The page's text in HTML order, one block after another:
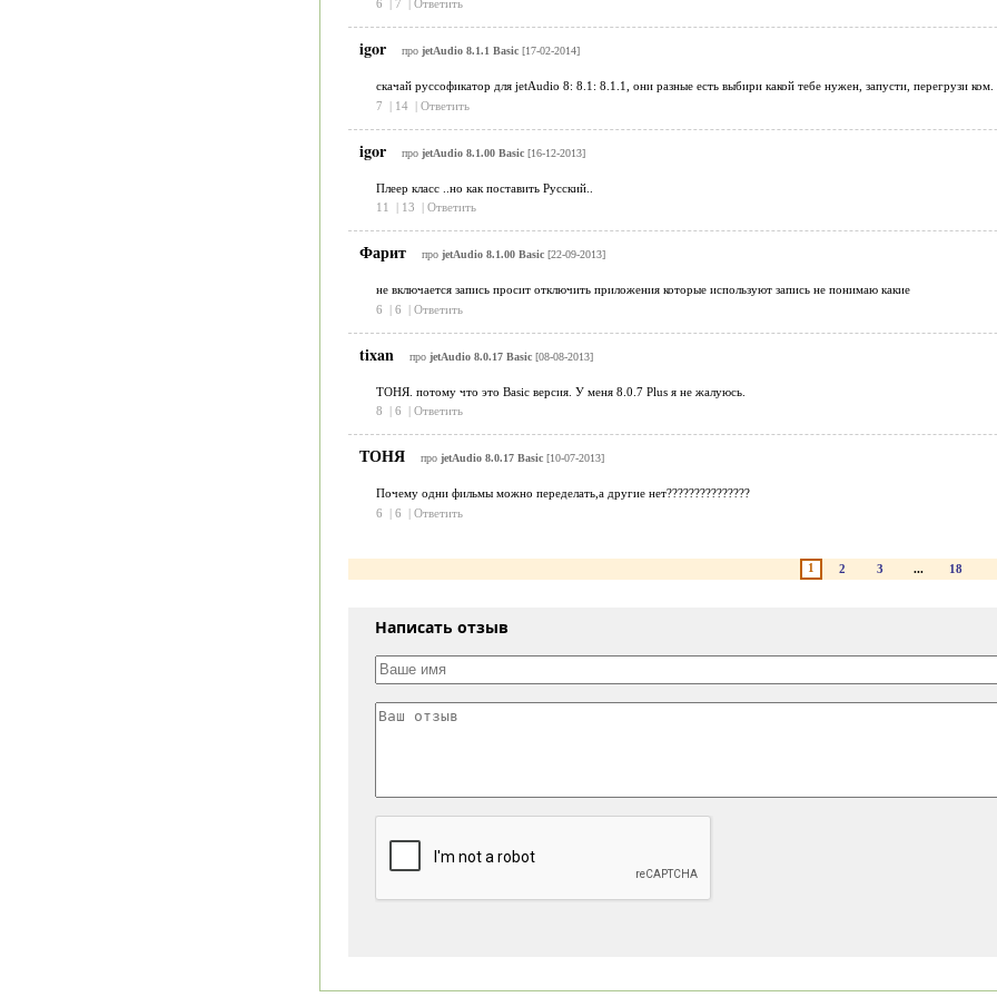
6
| 7 | Ответить
igor про jetAudio 8.1.1 Basic[17-02-2014]
скачай руссофикатор для jetAudio 8: 8.1: 8.1.1, они разные есть выбири какой тебе нужен, запусти, перегрузи ком.
7
| 14 | Ответить
igor про jetAudio 8.1.00 Basic[16-12-2013]
Плеер класс ..но как поставить Русский..
11
| 13 | Ответить
Фарит про jetAudio 8.1.00 Basic[22-09-2013]
не включается запись просит отключить приложения которые используют запись не понимаю какие
6
| 6 | Ответить
tixan про jetAudio 8.0.17 Basic[08-08-2013]
ТОНЯ. потому что это Basic версия. У меня 8.0.7 Plus я не жалуюсь.
8
| 6 | Ответить
ТОНЯ про jetAudio 8.0.17 Basic[10-07-2013]
Почему одни фильмы можно переделать,а другие нет???????????????
6
| 6 | Ответить
1 2 3 ... 18
Написать отзыв